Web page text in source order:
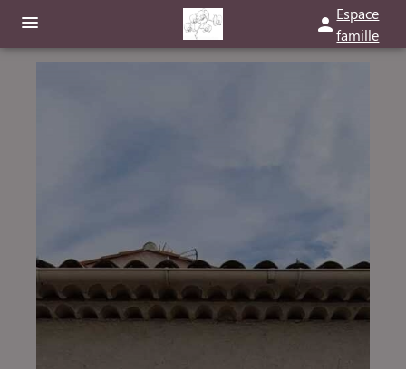
Espace
famille
ESPACES HOMMAGES
ESPACE FAMILLE